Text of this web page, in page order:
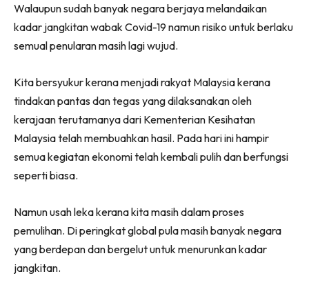
(Twitter)
Walaupun sudah banyak negara berjaya melandaikan
kadar jangkitan wabak Covid-19 namun risiko untuk berlaku
semual penularan masih lagi wujud.
Kita bersyukur kerana menjadi rakyat Malaysia kerana
tindakan pantas dan tegas yang dilaksanakan oleh
kerajaan terutamanya dari Kementerian Kesihatan
Malaysia telah membuahkan hasil. Pada hari ini hampir
semua kegiatan ekonomi telah kembali pulih dan berfungsi
seperti biasa.
Namun usah leka kerana kita masih dalam proses
pemulihan. Di peringkat global pula masih banyak negara
yang berdepan dan bergelut untuk menurunkan kadar
jangkitan.